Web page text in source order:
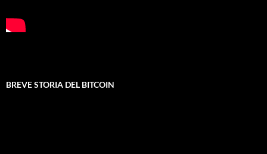
BREVE STORIA DEL BITCOIN